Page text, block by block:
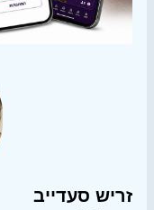
זריש סעדייב